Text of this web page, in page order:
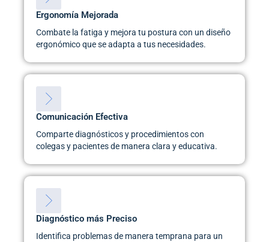
Ergonomía Mejorada
Combate la fatiga y mejora tu postura con un diseño
ergonómico que se adapta a tus necesidades.
Comunicación Efectiva
Comparte diagnósticos y procedimientos con
colegas y pacientes de manera clara y educativa.
Diagnóstico más Preciso
Identifica problemas de manera temprana para un